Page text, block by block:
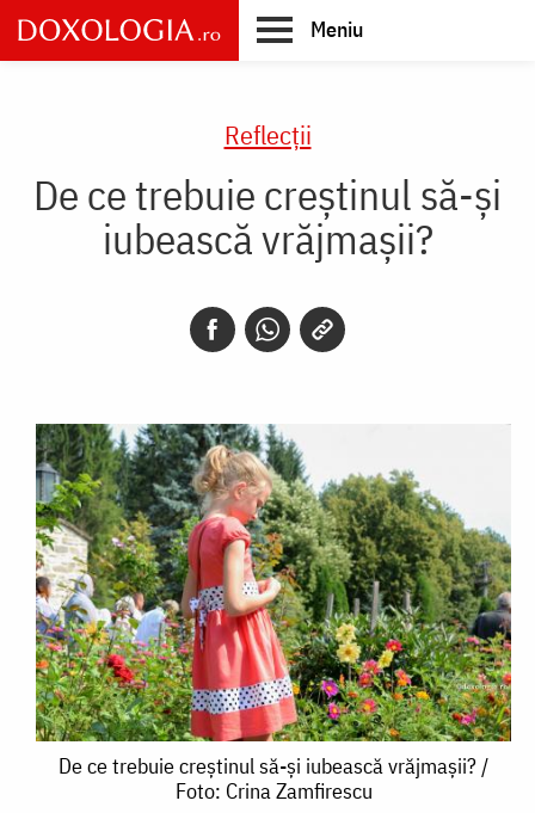
Skip
to
main
Meniu
Reflecții
De ce trebuie creștinul să-și
iubească vrăjmașii?
DeDe ce trebuie creștinul să-și iubească vrăjmașii? /
Foto: Crina Zamfirescu